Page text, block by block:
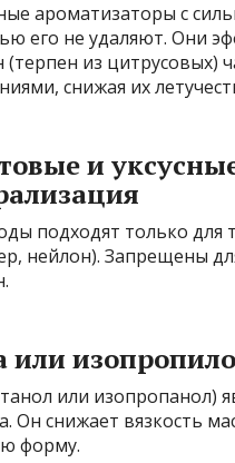
ароматизаторы с
его не удаляют. Они
(терпен из цитрусовых)
снижая их
и
подходят только для
нейлон). Запрещены
или
или изопропанол)
Он снижает вязкость
форму.